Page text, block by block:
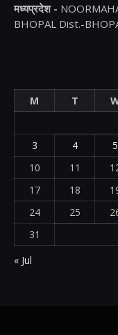
मध्यप्रदेश -
BHOPAL Dist.-
M
T
3
4 5
10
11
17
18
24
25
31
« Jul